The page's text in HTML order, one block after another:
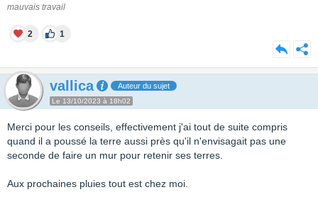
mauvais travail
2 1
vallica Auteur du sujet
Le 13/10/2023 à 18h02
Merci pour les conseils, effectivement j'ai tout de suite compris
quand il a poussé la terre aussi près qu'il n'envisagait pas une
seconde de faire un mur pour retenir ses terres.
Aux prochaines pluies tout est chez moi.